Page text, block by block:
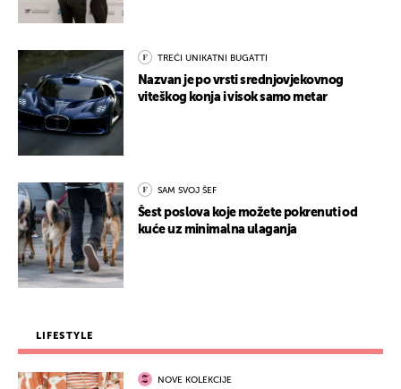
TREĆI UNIKATNI BUGATTI
Nazvan je po vrsti srednjovjekovnog
viteškog konja i visok samo metar
SAM SVOJ ŠEF
Šest poslova koje možete pokrenuti od
kuće uz minimalna ulaganja
LIFESTYLE
NOVE KOLEKCIJE